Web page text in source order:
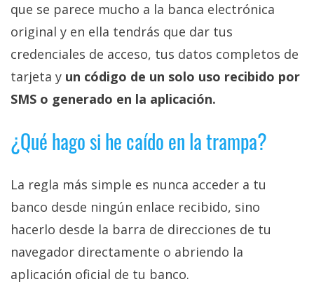
que se parece mucho a la banca electrónica
original y en ella tendrás que dar tus
credenciales de acceso, tus datos completos de
tarjeta y un código de un solo uso recibido por
SMS o generado en la aplicación.
¿Qué hago si he caído en la trampa?
La regla más simple es nunca acceder a tu
banco desde ningún enlace recibido, sino
hacerlo desde la barra de direcciones de tu
navegador directamente o abriendo la
aplicación oficial de tu banco.